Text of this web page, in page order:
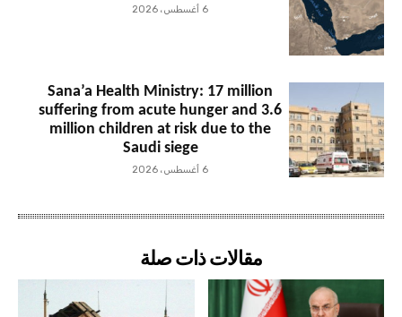
6 أغسطس، 2026
Sana’a Health Ministry: 17 million
suffering from acute hunger and 3.6
million children at risk due to the
Saudi siege
6 أغسطس، 2026
مقالات ذات صلة